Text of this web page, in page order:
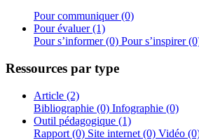
Pour communiquer (0)
Pour évaluer (1)
Pour s’informer (0) Pour s’inspirer
Ressources par type
Article (2)
Bibliographie (0) Infographie (0)
Outil pédagogique (1)
Rapport (0) Site internet (0) Vidéo